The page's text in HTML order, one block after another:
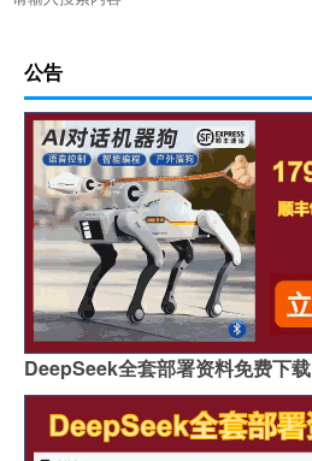
公告
DeepSeek全套部署资料免费下载